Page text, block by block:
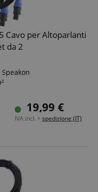
Cavo per Altoparlanti
da 2
19,99 €
IVA.incl. + spedizione (IT)